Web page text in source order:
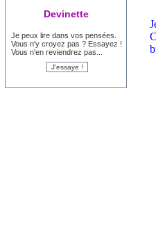
Devinette
Je peux lire dans vos pensées.
Vous n'y croyez pas ? Essayez !
Vous n'en reviendrez pas...